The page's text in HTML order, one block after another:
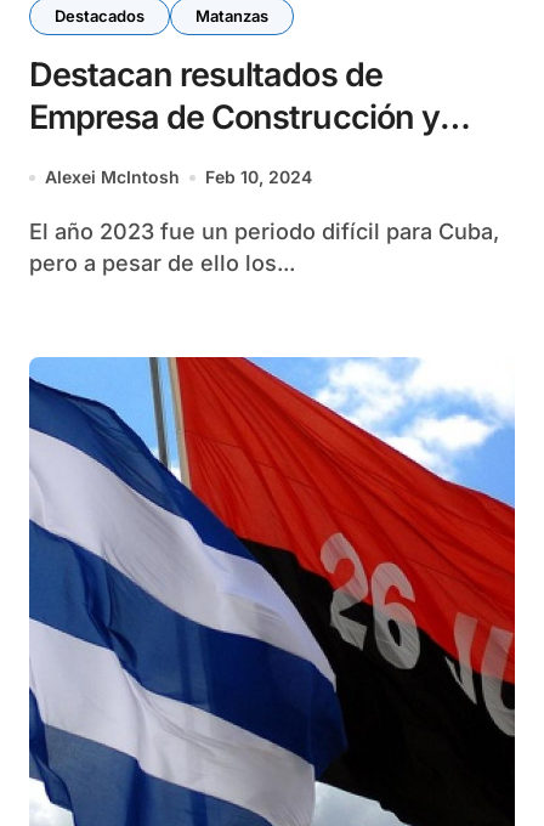
Destacados Matanzas
Destacan resultados de
Empresa de Construcción y
Montaje de Obras Hicacos
Alexei McIntosh Feb 10, 2024
El año 2023 fue un periodo difícil para Cuba,
pero a pesar de ello los...